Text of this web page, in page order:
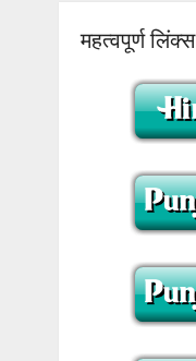
महत्वपूर्ण लिंक्स